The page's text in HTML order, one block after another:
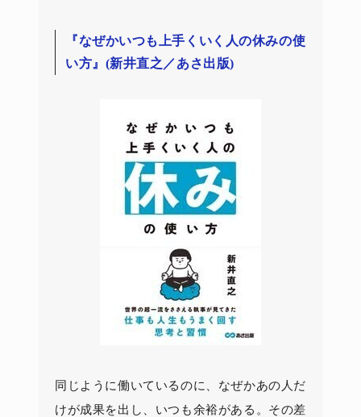
『なぜかいつも上手くいく人の休みの使
い方』(新井直之／あさ出版)
同じように働いているのに、なぜかあの人だ
けが成果を出し、いつも余裕がある。その差